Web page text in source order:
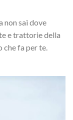
non sai dove
e trattorie della
fa per te.